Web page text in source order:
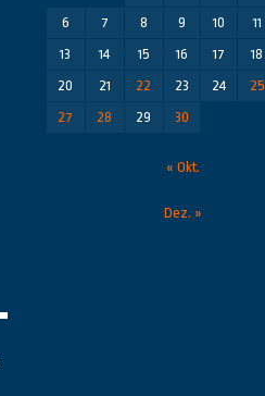
6
7 8 9 10 11
13
14 15 16 17 18
20
21 22 23 24 25
27
28 29 30
« Okt.
Dez. »